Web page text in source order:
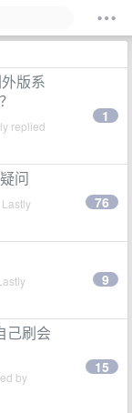
版系
replied
1
问
Lastly
76
9
己刷会
by
15